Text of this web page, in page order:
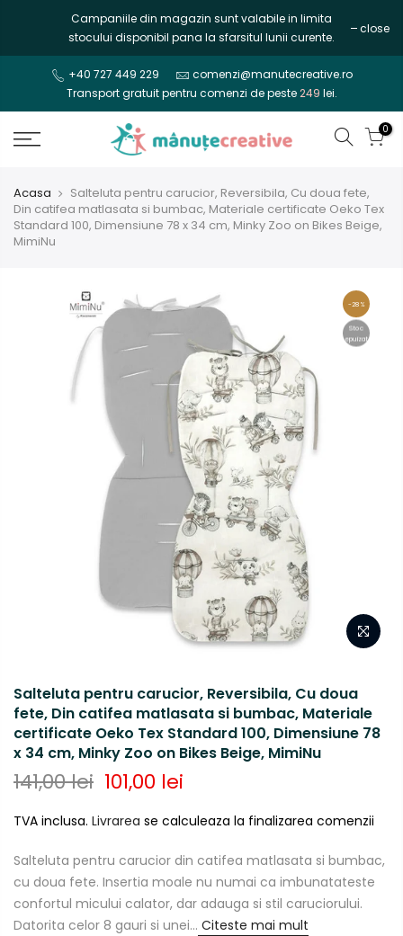
continut
Campaniile din magazin sunt valabile in limita
stocului disponibil pana la sfarsitul lunii curente.
close
+40 727 449 229
comenzi@manutecreative.ro
Transport gratuit pentru comenzi de peste249 lei.
0
Acasa
Salteluta pentru carucior, Reversibila, Cu doua fete,
Din catifea matlasata si bumbac, Materiale certificate Oeko Tex
Standard 100, Dimensiune 78 x 34 cm, Minky Zoo on Bikes Beige,
MimiNu
-28%
Stoc
epuizat
Salteluta pentru carucior, Reversibila, Cu doua
fete, Din catifea matlasata si bumbac, Materiale
certificate Oeko Tex Standard 100, Dimensiune 78
x 34 cm, Minky Zoo on Bikes Beige, MimiNu
141,00 lei 101,00 lei
TVA inclusa. Livrarea se calculeaza la finalizarea comenzii
Salteluta pentru carucior din catifea matlasata si bumbac,
cu doua fete. Insertia moale nu numai ca imbunatateste
confortul micului calator, dar adauga si stil caruciorului.
Datorita celor 8 gauri si unei... Citeste mai mult